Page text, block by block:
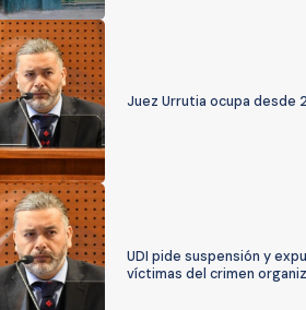
Juez Urrutia ocupa desde
UDI pide suspensión y
víctimas del crimen